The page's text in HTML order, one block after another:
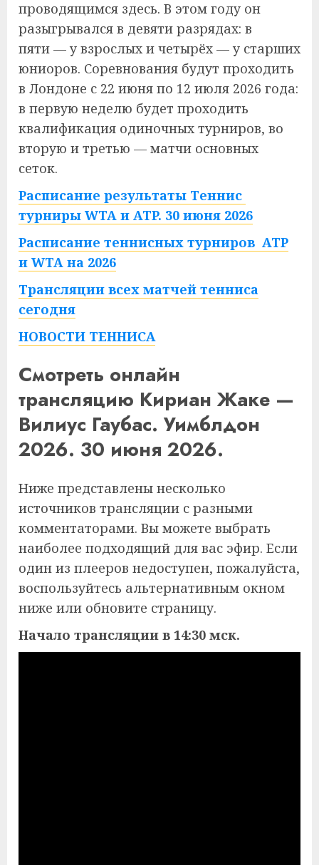
проводящимся здесь. В этом году он
разыгрывался в девяти разрядах: в
пяти — у взрослых и четырёх — у старших
юниоров. Соревнования будут проходить
в Лондоне с 22 июня по 12 июля 2026 года:
в первую неделю будет проходить
квалификация одиночных турниров, во
вторую и третью — матчи основных
сеток.
Расписание результаты Теннис
турниры WTA и ATP. 30 июня 2026
Расписание теннисных турниров ATP
и WTA на 2026
Трансляции всех матчей тенниса
сегодня
НОВОСТИ ТЕННИСА
Смотреть онлайн
трансляцию Кириан Жаке —
Вилиус Гаубас. Уимблдон
2026. 30 июня 2026.
Ниже представлены несколько
источников трансляции с разными
комментаторами. Вы можете выбрать
наиболее подходящий для вас эфир. Если
один из плееров недоступен, пожалуйста,
воспользуйтесь альтернативным окном
ниже или обновите страницу.
Начало трансляции в 14:30 мск.